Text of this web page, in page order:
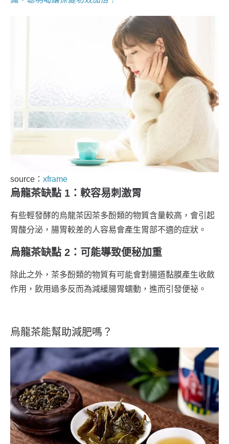
source： xframe
烏龍茶缺點 1：較容易刺激胃
有些輕發酵的烏龍茶因茶多酚類的物質含量較高，會引起
胃酸分泌，腸胃較差的人容易會產生胃部不適的症狀。
烏龍茶缺點 2：可能導致便秘加重
除此之外，茶多酚類的物質有可能會對腸道黏膜產生收斂
作用，飲用過多反而為減緩腸胃蠕動，進而引發便祕。
烏龍茶能幫助減肥嗎？